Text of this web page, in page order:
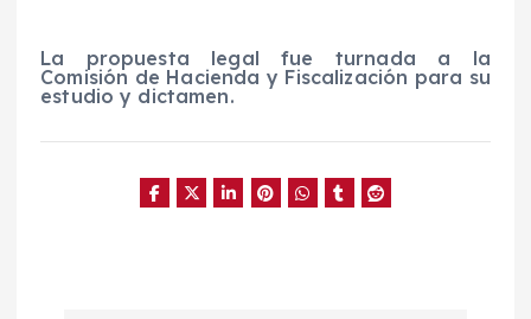
La propuesta legal fue turnada a la
Comisión de Hacienda y Fiscalización para su
estudio y dictamen.